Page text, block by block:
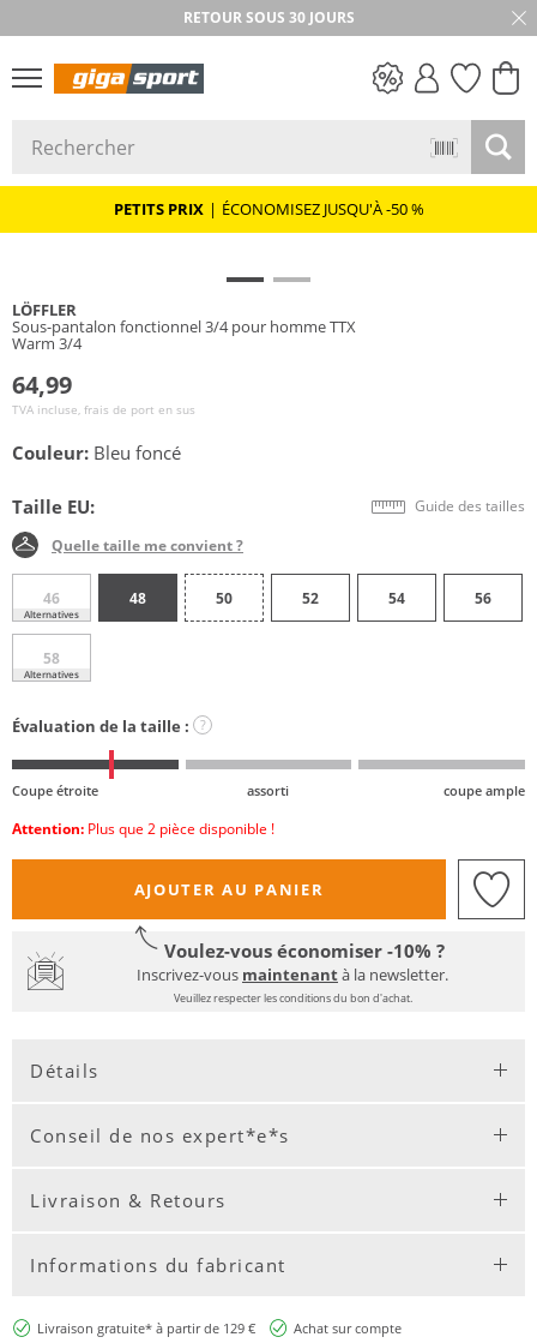
RETOUR SOUS 30 JOURS
PETITS PRIX | ÉCONOMISEZ JUSQU'À -50 %
LÖFFLER
Sous-pantalon fonctionnel 3/4 pour homme TTX
Warm 3/4
64,99
TVA incluse, frais de port en sus
Couleur: Bleu foncé
Taille EU: Guide des tailles
Quelle taille me convient ?
46
Alternatives
48 50 52 54 56
58
Alternatives
Évaluation de la taille : ?
Coupe étroite assorti coupe ample
Attention: Plus que 2 pièce disponible !
AJOUTER AU PANIER
Voulez-vous économiser -10% ?
Inscrivez-vous maintenantà la newsletter.
Veuillez respecter les conditions du bon d'achat.
Détails
Conseil de nos expert*e*s
Livraison & Retours
Informations du fabricant
Livraison gratuite* à partir de 129 €
Achat sur compte